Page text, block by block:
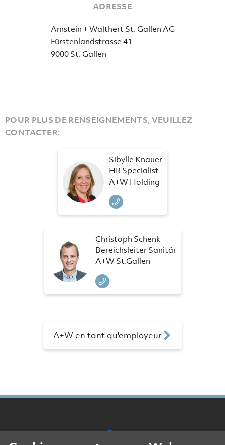
ADRESSE
Amstein + Walthert St. Gallen AG
Fürstenlandstrasse 41
9000 St. Gallen
POUR PLUS DE RENSEIGNEMENTS, VEUILLEZ
CONTACTER:
Sibylle Knauer
HR Specialist
A+W Holding
Christoph Schenk
Bereichsleiter Sanitär
A+W St.Gallen
A+W en tant qu'employeur